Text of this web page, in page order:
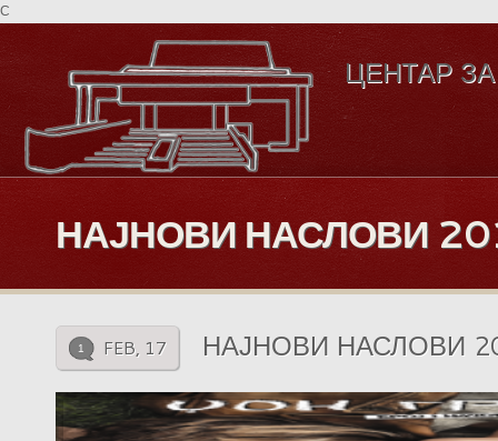
C
ЦЕНТАР
НАЈНОВИ НАСЛОВИ
1 FEB, 17 НАЈНОВИ НАСЛОВИ